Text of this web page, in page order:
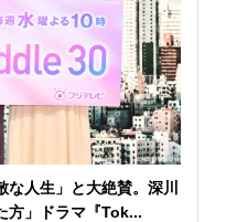
人生」と大絶賛。深川
方」ドラマ『Tok...